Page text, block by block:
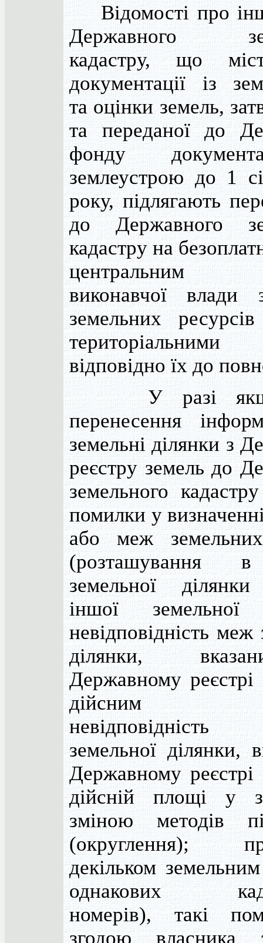
Відомості про
Державного
кадастру, що
документації із
та оцінки земель,
та переданої до
фонду
землеустрою до 1
року, підлягають
до Державного
кадастру на
центральним
виконавчої влади
земельних
територіальними
відповідно їх до
У разі якщо
перенесення
земельні ділянки з
реєстру земель до
земельного
помилки у
або меж
(розташування
земельної
іншої земельної
невідповідність меж
ділянки,
Державному реєстрі
дійсним
земельної ділянки,
Державному реєстрі
дійсній площі у
зміною методів
(округлення);
декільком
однакових
номерів), такі
згодою власника